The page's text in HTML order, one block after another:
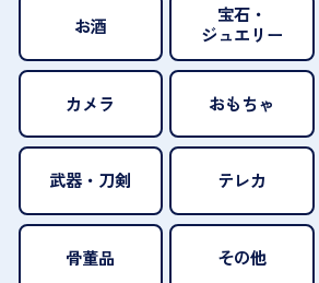
お酒
宝石・
ジュエリー
カメラ おもちゃ
武器・刀剣 テレカ
骨董品 その他